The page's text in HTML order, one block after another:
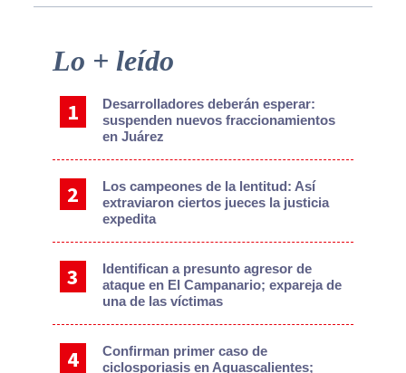
Primary
Lo + leído
Desarrolladores deberán esperar:
suspenden nuevos fraccionamientos
en Juárez
Los campeones de la lentitud: Así
extraviaron ciertos jueces la justicia
expedita
Identifican a presunto agresor de
ataque en El Campanario; expareja de
una de las víctimas
Confirman primer caso de
ciclosporiasis en Aguascalientes;